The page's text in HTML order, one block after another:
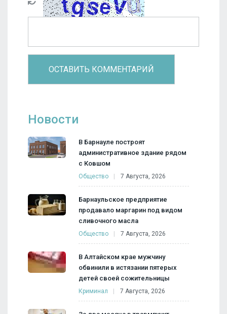
Новости
В Барнауле построят
административное здание рядом
с Ковшом
Общество 7 Августа, 2026
Барнаульское предприятие
продавало маргарин под видом
сливочного масла
Общество 7 Августа, 2026
В Алтайском крае мужчину
обвинили в истязании пятерых
детей своей сожительницы
Криминал 7 Августа, 2026